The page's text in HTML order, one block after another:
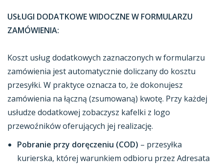
USŁUGI DODATKOWE WIDOCZNE W FORMULARZU
ZAMÓWIENIA:
Koszt usług dodatkowych zaznaczonych w formularzu
zamówienia jest automatycznie doliczany do kosztu
przesyłki. W praktyce oznacza to, że dokonujesz
zamówienia na łączną (zsumowaną) kwotę. Przy każdej
usłudze dodatkowej zobaczysz kafelki z logo
przewoźników oferujących jej realizację.
Pobranie przy doręczeniu (COD) – przesyłka
kurierska, której warunkiem odbioru przez Adresata